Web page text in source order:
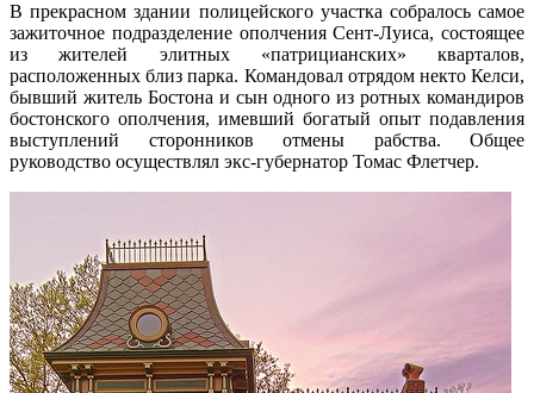
В прекрасном здании полицейского участка собралось самое
зажиточное подразделение ополчения Сент-Луиса, состоящее
из жителей элитных «патрицианских» кварталов,
расположенных близ парка. Командовал отрядом некто Келси,
бывший житель Бостона и сын одного из ротных командиров
бостонского ополчения, имевший богатый опыт подавления
выступлений сторонников отмены рабства. Общее
руководство осуществлял экс-губернатор Томас Флетчер.